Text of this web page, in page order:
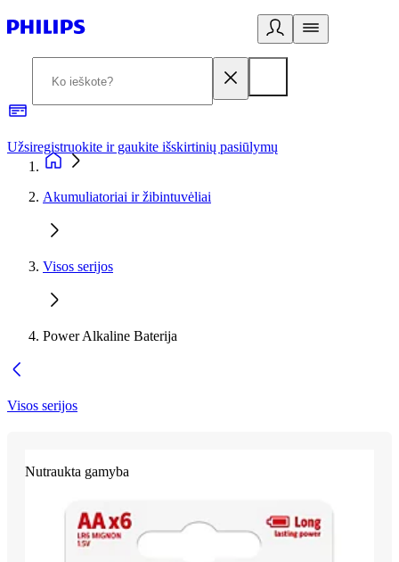
Užsiregistruokite ir gaukite išskirtinių pasiūlymų
Akumuliatoriai ir žibintuvėliai
Visos serijos
Power Alkaline Baterija
Visos serijos
Nutraukta gamyba